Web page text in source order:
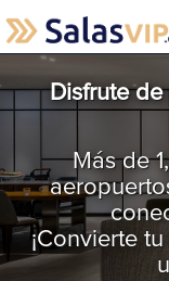
Disfrute
Más de
¡Convierte